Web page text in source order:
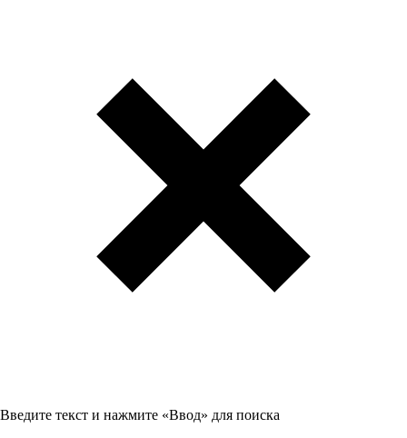
Введите текст и нажмите «Ввод» для поиска